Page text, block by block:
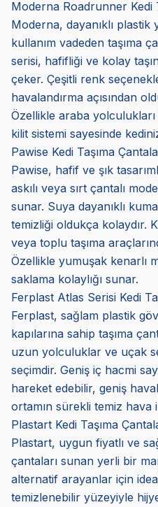
Moderna Roadrunner Kedi
Moderna, dayanıklı plastik
kullanım vadeden taşıma
serisi, hafifliği ve kolay
çeker. Çeşitli renk
havalandırma açısından
Özellikle araba
kilit sistemi sayesinde
Pawise Kedi Taşıma
Pawise, hafif ve şık
askılı veya sırt çantalı
sunar. Suya dayanıklı
temizliği oldukça kolaydır.
veya toplu taşıma
Özellikle yumuşak kenarlı
saklama kolaylığı sunar.
Ferplast Atlas Serisi Kedi
Ferplast, sağlam plastik
kapılarına sahip taşıma
uzun yolculuklar ve uçak
seçimdir. Geniş iç hacmi
hareket edebilir, geniş
ortamın sürekli temiz hava
Plastart Kedi Taşıma
Plastart, uygun fiyatlı ve
çantaları sunan yerli bir
alternatif arayanlar için
temizlenebilir yüzeyiyle